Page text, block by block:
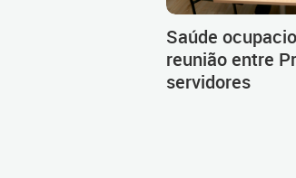
Saúde
reunião entre
servidores